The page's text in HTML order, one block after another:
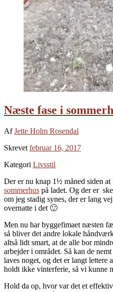
Næste fase i
AfJette Holm Rosendal
Skrevet februar 16, 2017
Kategori Livsstil
Der er nu knap 1½ måned siden at
sommerhus på ladet. Og der er
om jeg stadig synes, der er lang
overnatte i det 🙂
Men nu har byggefimaet næsten
så bliver det andre lokale
altså lidt smart, at de alle bor
arbejder i området. Så kan de
laves noget, og det er langt
holdt ikke vinterferie, så vi kunne
Hold da op, hvor var det et